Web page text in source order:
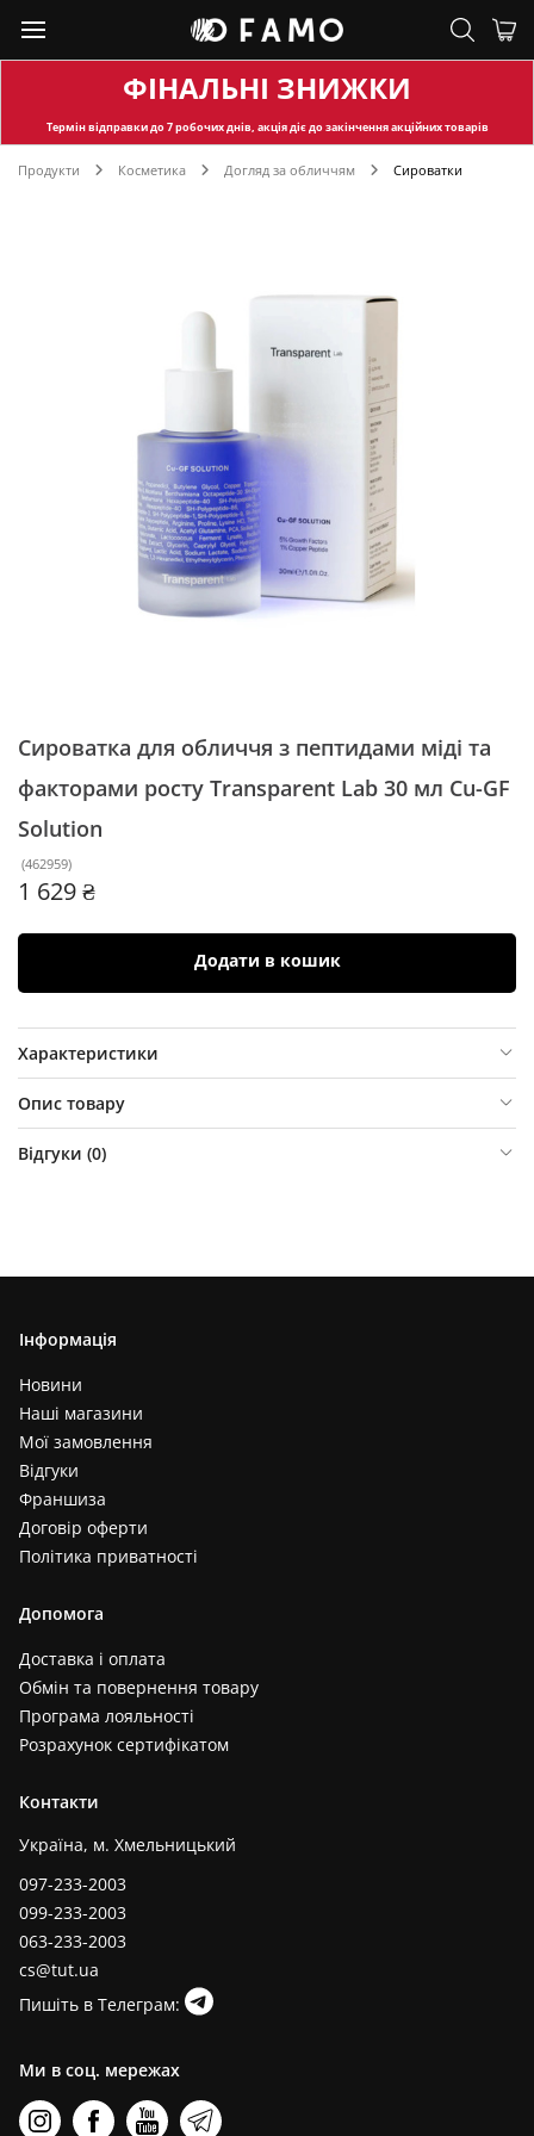
ФІНАЛЬНІ ЗНИЖКИ
Термін відправкидо 7 робочих днів, акція діє до закінчення акційних товарів
Продукти Косметика Догляд за обличчям Сироватки
Сироватка для обличчя з пептидами міді та
факторами росту Transparent Lab 30 мл Cu-GF
Solution
(462959)
1 629 ₴
Додати в кошик
Характеристики
Опис товару
Відгуки (0)
Інформація
Новини
Наші магазини
Мої замовлення
Відгуки
Франшиза
Договір оферти
Політика приватності
Допомога
Доставка і оплата
Обмін та повернення товару
Програма лояльності
Розрахунок сертифікатом
Контакти
Україна, м. Хмельницький
097-233-2003
099-233-2003
063-233-2003
cs@tut.ua
Пишіть в Телеграм:
Ми в соц. мережах